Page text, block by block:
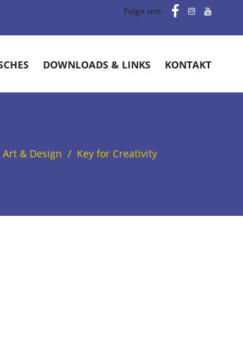
Folge uns
DOWNLOADS & LINKS KONTAKT
Art & Design / Key for Creativity